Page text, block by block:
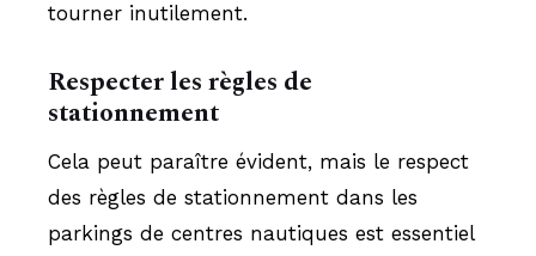
tourner inutilement.
Respecter les règles de
stationnement
Cela peut paraître évident, mais le respect
des règles de stationnement dans les
parkings de centres nautiques est essentiel